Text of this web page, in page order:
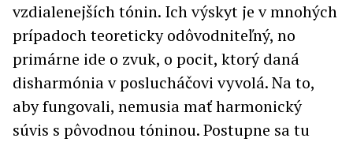
vzdialenejších tónin. Ich výskyt je v mnohých
prípadoch teoreticky odôvodniteľný, no
primárne ide o zvuk, o pocit, ktorý daná
disharmónia v poslucháčovi vyvolá. Na to,
aby fungovali, nemusia mať harmonický
súvis s pôvodnou tóninou. Postupne sa tu